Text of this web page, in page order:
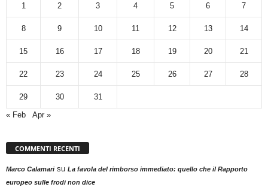
1 2 3 4 5 6 7
8 9 10 11 12 13 14
15 16 17 18 19 20 21
22 23 24 25 26 27 28
29 30
31
« Feb
Apr »
COMMENTI RECENTI
Marco Calamarisu La favola del rimborso immediato: quello che il Rapporto
europeo sulle frodi non dice